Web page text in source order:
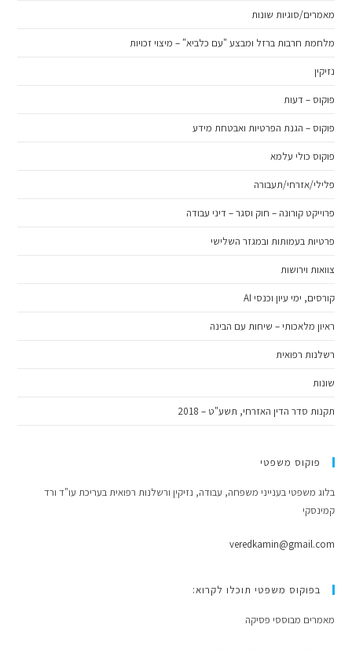
מאמרים/סוגיות שונות
מלחמת חרבות ברזל ומבצע "עם כלביא" – מיצוי זכויות
נזיקין
פוקוס – דעות
פוקוס – הגנת הפרטיות ואבטחת מידע
פוקוס כולי עלמא
פלילי/אזרחי/תעבורה
פרוייקט קורונה – חוק וסגר – דיני עבודה
פרטיות בעמותות ובמגזר השלישי
צוואות וירושות
קורסים, ימי עיון וכנסי AI
ראיון מלאכותי – שיחות עם הבינה
רשלנות רפואית
שונות
תקנות סדר הדין האזרחי, תשע"ט – 2018
פוקוס משפטי
בלוג משפטי בענייני משפחה, עבודה, נזיקין ורשלנות רפואית בעריכת עו"ד ורד
קמינסקי
veredkamin@gmail.com
בפוקוס משפטי תוכלו לקרוא:
מאמרים מבוססי פסיקה